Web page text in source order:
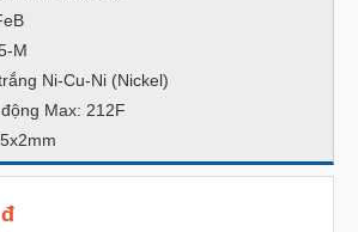
M
Ni-Cu-Ni (Nickel)
Max: 212F